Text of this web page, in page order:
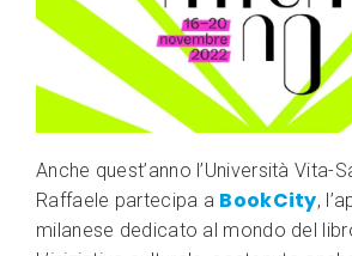
Anche quest’anno l’Università Vita-
Raffaele partecipa a BookCity,
milanese dedicato al mondo del